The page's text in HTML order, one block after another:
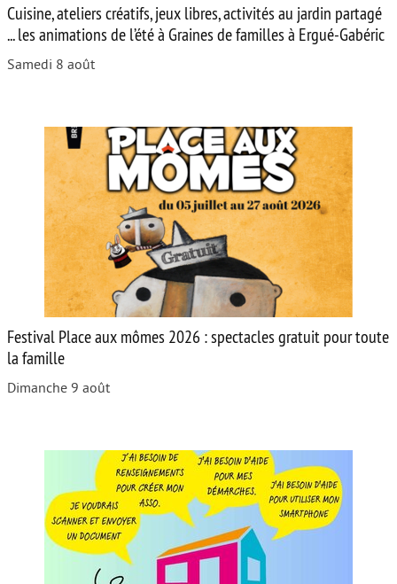
Cuisine, ateliers créatifs, jeux libres, activités au jardin partagé
... les animations de l’été à Graines de familles à Ergué-Gabéric
Samedi 8 août
Festival Place aux mômes 2026 : spectacles gratuit pour toute
la famille
Dimanche 9 août